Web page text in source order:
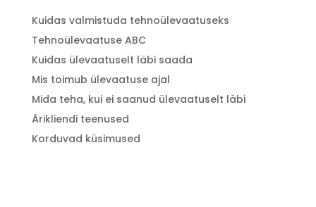
Kuidas valmistuda tehnoülevaatuseks
Tehnoülevaatuse ABC
Kuidas ülevaatuselt läbi saada
Mis toimub ülevaatuse ajal
Mida teha, kui ei saanud ülevaatuselt läbi
Ärikliendi teenused
Korduvad küsimused